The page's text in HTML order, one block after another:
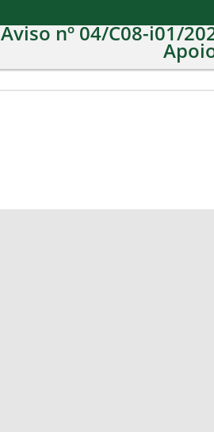
Aviso nº 04/C08-i01/